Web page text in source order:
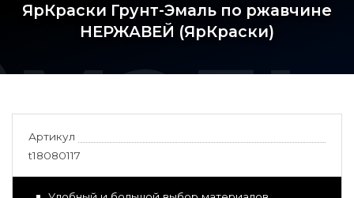
ЯрКраски Грунт-Эмаль по ржавчине
НЕРЖАВЕЙ (ЯрКраски)
Артикул
t18080117